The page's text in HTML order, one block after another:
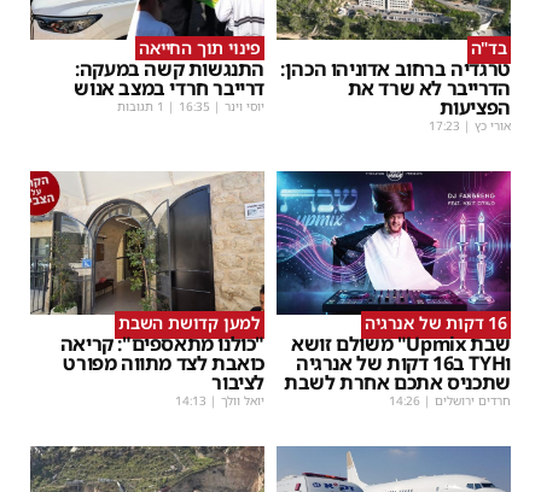
בד"ה
טרגדיה ברחוב אדוניהו הכהן:
הדרייבר לא שרד את
הפציעות
אורי כץ |
17:23
פינוי תוך החייאה
התנגשות קשה במעקה:
דרייבר חרדי במצב אנוש
יוסי וינר |
16:35 | 1 תגובות
16 דקות של אנרגיה
שבת Upmix" משולם זושא
וTYH ב16 דקות של אנרגיה
שתכניס אתכם אחרת לשבת
חרדים ירושלים |
14:26
למען קדושת השבת
"כולנו מתאספים": קריאה
כואבת לצד מתווה מפורט
לציבור
יואל וולך |
14:13